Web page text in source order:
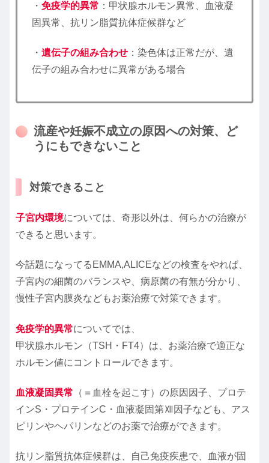
・ 免疫学的異常 ：甲状腺ホルモン異常、血液凝
固異常、抗リン脂質抗体症候群など
・ 遺伝子の組み合わせ ：染色体は正常だが、遺
伝子の組み合わせに異常がある場合
流産や妊娠不成立の原因への対策、ど
うにもできないこと
対策できること
子宮内環境については、奇形以外は、何らかの治療が
できると思います。
今話題になってるEMMA,ALICEなどの検査をやれば、
子宮内の細菌のバランスや、病原菌の有無が分かり、
慢性子宮内膜炎などもお薬治療で対策できます。
免疫学的異常についてでは、
甲状腺ホルモン（TSH・FT4）は、お薬治療で適正な
ホルモン値にコントロールできます。
血液凝固異常 （＝血栓を起こす）の原因因子、プロテ
インS・プロテインC・血液凝固第Ⅻ因子なども、アス
ピリンやヘパリンなどのお薬で治療ができます。
抗リン脂質抗体症候群は、自己免疫疾患で、血液が固